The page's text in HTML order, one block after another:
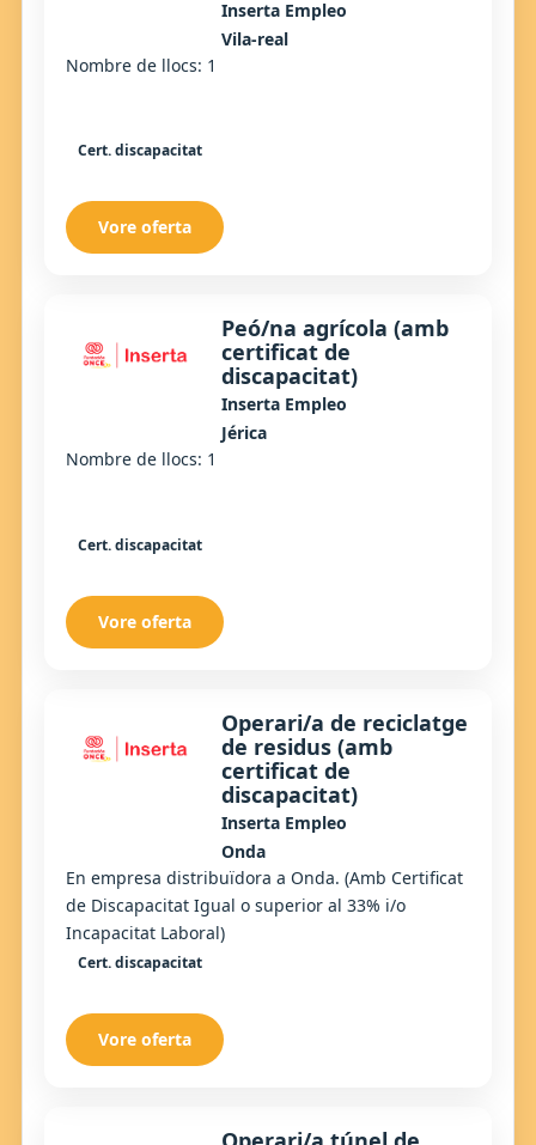
Inserta Empleo
Vila-real
Nombre de llocs: 1
Cert. discapacitat
Vore oferta
Peó/na agrícola (amb
certificat de
discapacitat)
Inserta Empleo
Jérica
Nombre de llocs: 1
Cert. discapacitat
Vore oferta
Operari/a de reciclatge
de residus (amb
certificat de
discapacitat)
Inserta Empleo
Onda
En empresa distribuïdora a Onda. (Amb Certificat
de Discapacitat Igual o superior al 33% i/o
Incapacitat Laboral)
Cert. discapacitat
Vore oferta